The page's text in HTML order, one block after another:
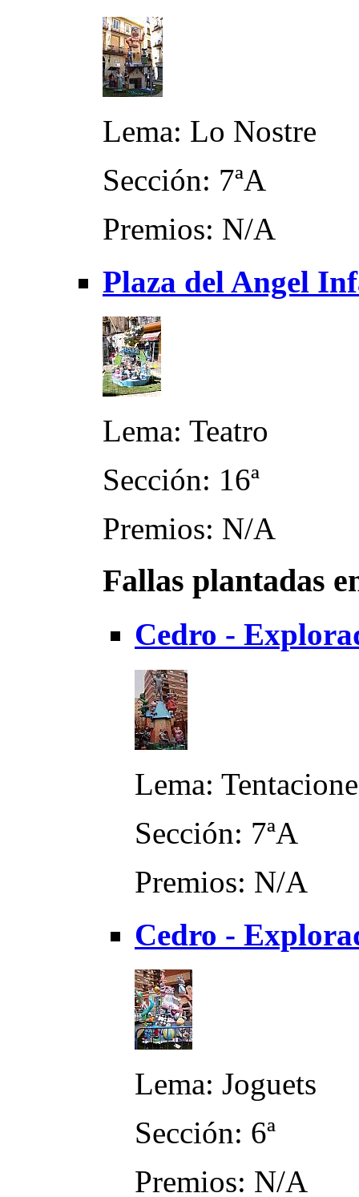
Lema: Lo Nostre
Sección: 7ªA
Premios: N/A
Plaza del Angel
Lema: Teatro
Sección: 16ª
Premios: N/A
Fallas plantadas
Cedro -
Lema:
Sección: 7ªA
Premios: N/A
Cedro -
Lema: Joguets
Sección: 6ª
Premios: N/A